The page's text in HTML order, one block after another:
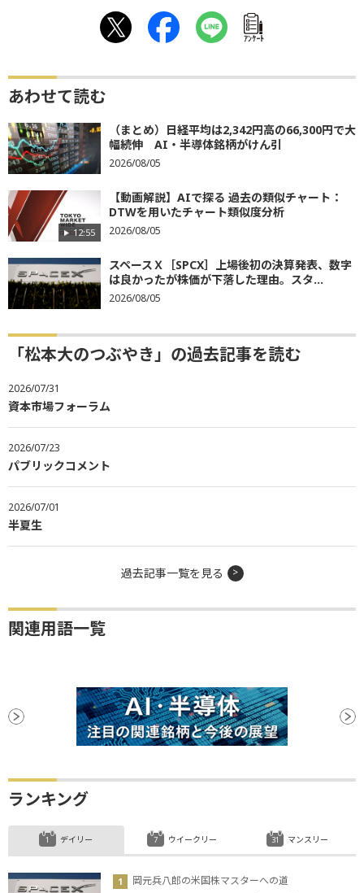
ｱﾝｹｰﾄ
あわせて読む
（まとめ）日経平均は2,342円高の66,300円で大
幅続伸 AI・半導体銘柄がけん引
2026/08/05
12:55
【動画解説】AIで探る 過去の類似チャート：
DTWを用いたチャート類似度分析
2026/08/05
スペースＸ［SPCX］上場後初の決算発表、数字
は良かったが株価が下落した理由。スタ...
2026/08/05
「松本大のつぶやき」の過去記事を読む
2026/07/31
資本市場フォーラム
2026/07/23
パブリックコメント
2026/07/01
半夏生
過去記事一覧を見る
関連用語一覧
ランキング
デイリー
岡元兵八郎の米国株マスターへの道
ウイークリー マンスリー